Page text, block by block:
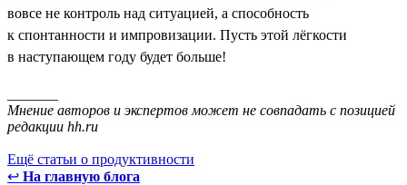
вовсе не контроль над ситуацией, а способность
к спонтанности и импровизации. Пусть этой лёгкости
в наступающем году будет больше!
Мнение авторов и экспертов может не совпадать с позицией
редакции hh.ru
Ещё статьи о продуктивности
↩ На главную блога